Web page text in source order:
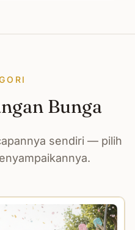
Bunga
sendiri — pilih